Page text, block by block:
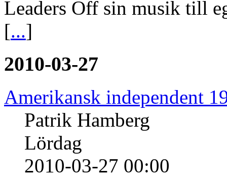
Leaders Off sin musik till
[...]
2010-03-27
Amerikansk independent
Patrik Hamberg
Lördag
2010-03-27 00:00